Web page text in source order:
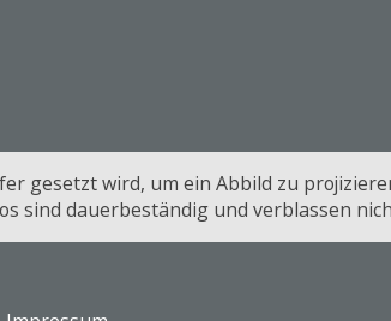
gesetzt wird, um ein Abbild zu
sind dauerbeständig und verblassen